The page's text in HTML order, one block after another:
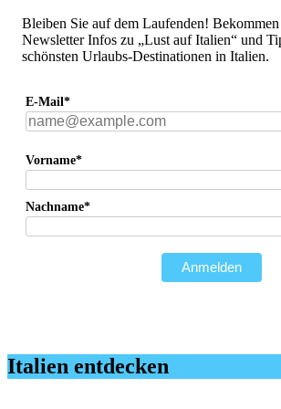
Bleiben Sie auf dem Laufenden!
Newsletter Infos zu „Lust auf Italien“ und
schönsten Urlaubs-Destinationen in Italien.
E-Mail*
Vorname*
Nachname*
Anmelden
Italien entdecken